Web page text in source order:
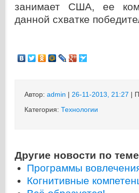
занимает США, ее
данной схватке
Автор: admin | 26-11-2013, 21:27 |
Категория: Технологии
Другие новости по
Программы
Когнитивные